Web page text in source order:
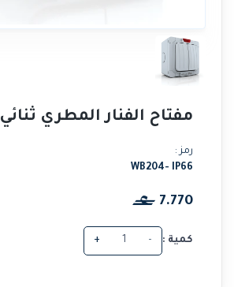
مفتاح الفنار المطري ثنائي IP66
رمز :
WB204- IP66
7.770
كمية : -
+